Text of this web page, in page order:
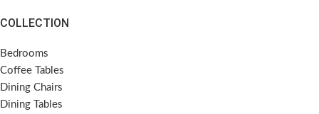
COLLECTION
Bedrooms
Coffee Tables
Dining Chairs
Dining Tables